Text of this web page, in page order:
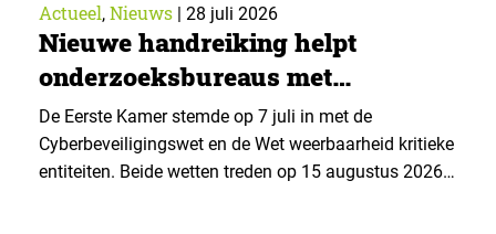
Actueel, Nieuws | 28 juli 2026
Nieuwe handreiking helpt
onderzoeksbureaus met
Cyberbeveiligingswet
De Eerste Kamer stemde op 7 juli in met de
Cyberbeveiligingswet en de Wet weerbaarheid kritieke
entiteiten. Beide wetten treden op 15 augustus 2026